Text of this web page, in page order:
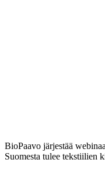
BioPaavo järjestää
Suomesta tulee tekstiilien